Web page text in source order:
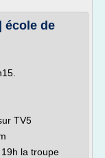
école de
TV5
la troupe